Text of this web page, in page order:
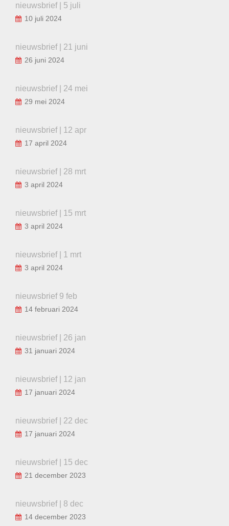
nieuwsbrief | 5 juli
10 juli 2024
nieuwsbrief | 21 juni
26 juni 2024
nieuwsbrief | 24 mei
29 mei 2024
nieuwsbrief | 12 apr
17 april 2024
nieuwsbrief | 28 mrt
3 april 2024
nieuwsbrief | 15 mrt
3 april 2024
nieuwsbrief | 1 mrt
3 april 2024
nieuwsbrief 9 feb
14 februari 2024
nieuwsbrief | 26 jan
31 januari 2024
nieuwsbrief | 12 jan
17 januari 2024
nieuwsbrief | 22 dec
17 januari 2024
nieuwsbrief | 15 dec
21 december 2023
nieuwsbrief | 8 dec
14 december 2023